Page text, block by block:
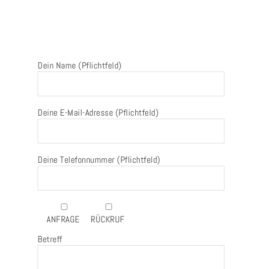
Dein Name (Pflichtfeld)
Deine E-Mail-Adresse (Pflichtfeld)
Deine Telefonnummer (Pflichtfeld)
ANFRAGE
RÜCKRUF
Betreff